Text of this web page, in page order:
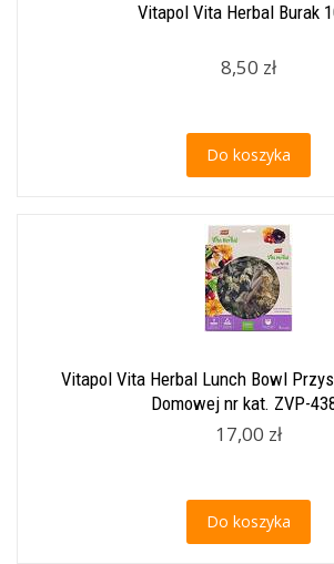
Vitapol Vita Herbal Burak
8,50 zł
Do koszyka
Vitapol Vita Herbal Lunch Bowl
Domowej nr kat. ZVP-
17,00 zł
Do koszyka